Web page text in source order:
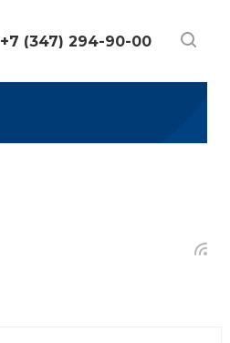
+7 (347) 294-90-00